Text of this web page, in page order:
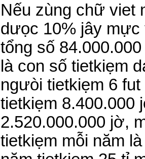
Nếu zùng chữ viet
dưọc 10% jây
tổng số
là con số tietkiẹm
ngưòi tietkiẹm 6
tietkiẹm 8.400.000
2.520.000.000 jờ,
tietkiẹm mỗi năm